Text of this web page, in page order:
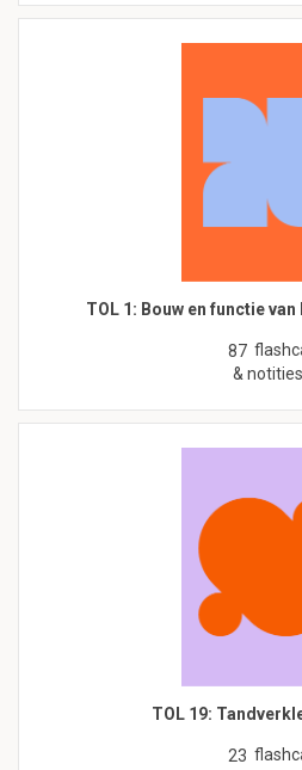
TOL 1: Bouw en functie
87
& notities
TOL 19:
23